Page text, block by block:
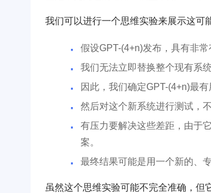
我们可以进行一个思维实验来展示这可
假设GPT-(4+n)发布，具有非
我们无法立即替换整个现有系统
因此，我们确定GPT-(4+n)最
然后对这个新系统进行测试，
有压力要解决这些差距，由于
案。
最终结果可能是用一个新的、
虽然这个思维实验可能不完全准确，但